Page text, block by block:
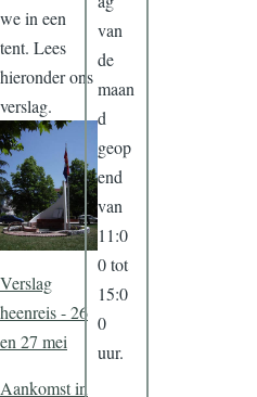
we in een
tent. Lees
hieronder ons
verslag.
Verslag
heenreis - 26
en 27 mei
Aankomst in
van
de
maan
d
geop
end
van
11:0
0 tot
15:0
0
uur.